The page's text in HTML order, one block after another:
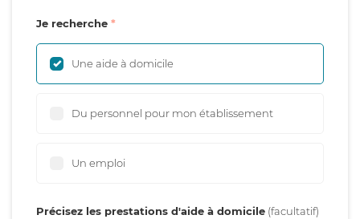
Je recherche
Une aide à domicile
Du personnel pour mon établissement
Un emploi
Précisez les prestations d'aide à domicile